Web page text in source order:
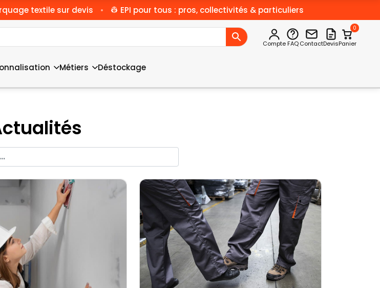
textile sur devis • 👷 EPI pour tous : pros, collectivités & particuliers
Compte FAQContactDevis
0
Panier
Métiers Déstockage